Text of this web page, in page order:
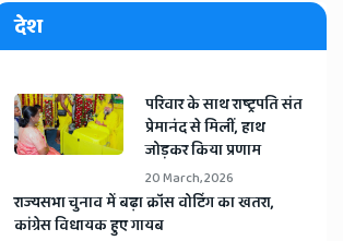
देश
​परिवार के साथ राष्ट्रपति संत
प्रेमानंद से मिलीं, हाथ
जोड़कर किया प्रणाम
20 March, 2026
​राज्यसभा चुनाव में बढ़ा क्रॉस वोटिंग का खतरा,
कांग्रेस विधायक हुए गायब